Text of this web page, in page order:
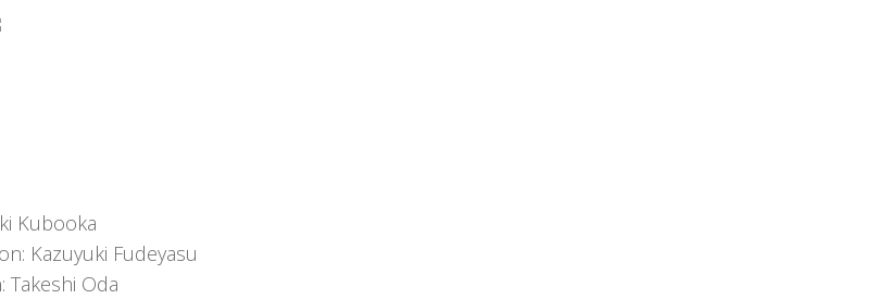
Kubooka
Kazuyuki Fudeyasu
Takeshi Oda